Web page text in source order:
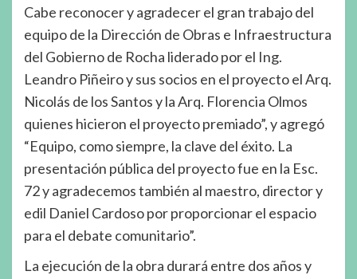
Cabe reconocer y agradecer el gran trabajo del
equipo de la Dirección de Obras e Infraestructura
del Gobierno de Rocha liderado por el Ing.
Leandro Piñeiro y sus socios en el proyecto el Arq.
Nicolás de los Santos y la Arq. Florencia Olmos
quienes hicieron el proyecto premiado”, y agregó
“Equipo, como siempre, la clave del éxito. La
presentación pública del proyecto fue en la Esc.
72 y agradecemos también al maestro, director y
edil Daniel Cardoso por proporcionar el espacio
para el debate comunitario”.
La ejecución de la obra durará entre dos años y